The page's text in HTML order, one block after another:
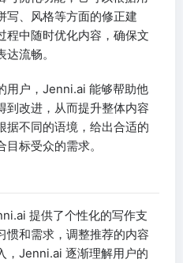
写、风格等方面的修正建
程中随时优化内容，确保文
流畅。
用户，Jenni.ai 能够帮助他
到改进，从而提升整体内容
据不同的语境，给出合适的
标受众的需求。
提供了个性化的写作支
惯和需求，调整推荐的内容
，Jenni.ai 逐渐理解用户的